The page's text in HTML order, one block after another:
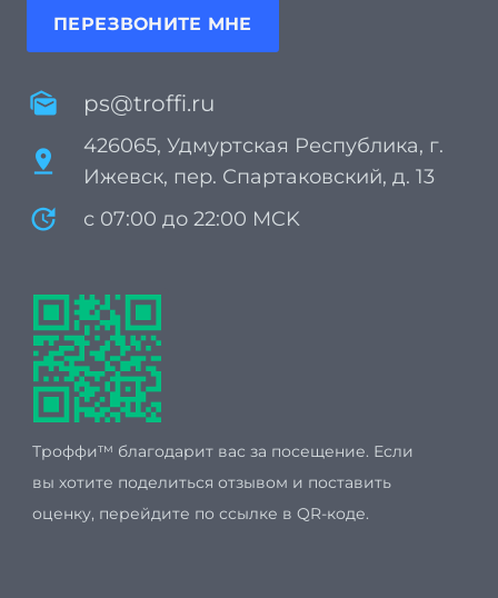
ПЕРЕЗВОНИТЕ МНЕ
mark_as_unread ps@troffi.ru
pin_drop
426065, Удмуртская Республика, г.
Ижевск, пер. Спартаковский, д. 13
update с 07:00 до 22:00 MCK
Троффи™ благодарит вас за посещение. Если
вы хотите поделиться отзывом и поставить
оценку, перейдите по ссылке в QR-коде.